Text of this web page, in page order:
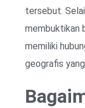
tersebut.
membuktikan
memiliki
geografis